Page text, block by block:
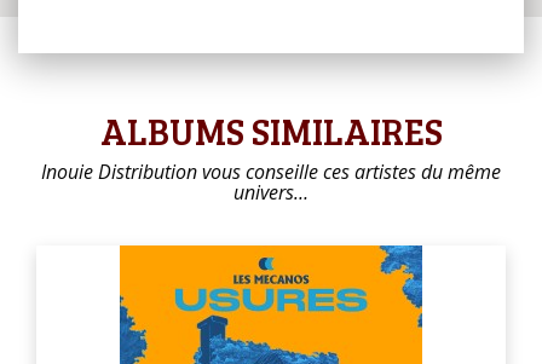
ALBUMS SIMILAIRES
Inouie Distribution vous conseille ces artistes du même
univers…